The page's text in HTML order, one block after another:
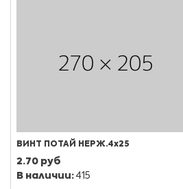
ВИНТ ПОТАЙ НЕРЖ.4х25
2.70 руб
В наличии:415